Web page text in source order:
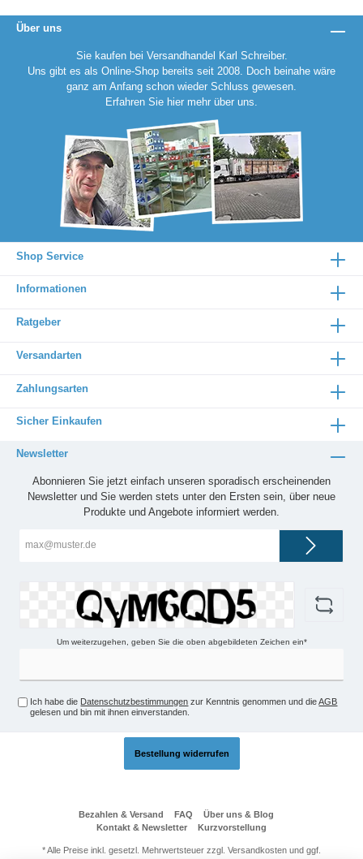
Über uns
Sie kaufen bei Versandhandel Karl Schreiber.
Uns gibt es als Online-Shop bereits seit 2008. Doch beinahe wäre
ganz am Anfang schon wieder Schluss gewesen.
Erfahren Sie hier mehr über uns.
Shop Service
Informationen
Ratgeber
Versandarten
Zahlungsarten
Sicher Einkaufen
Newsletter
Abonnieren Sie jetzt einfach unseren sporadisch erscheinenden
Newsletter und Sie werden stets unter den Ersten sein, über neue
Produkte und Angebote informiert werden.
Um weiterzugehen, geben Sie die oben abgebildeten Zeichen ein*
Ich habe die Datenschutzbestimmungen zur Kenntnis genommen und dieAGB
gelesen und bin mit ihnen einverstanden.
Bestellung widerrufen
Bezahlen & Versand FAQ
Über uns & Blog
Kontakt & Newsletter
Kurzvorstellung
* Alle Preise inkl. gesetzl. Mehrwertsteuer zzgl. Versandkosten und ggf.